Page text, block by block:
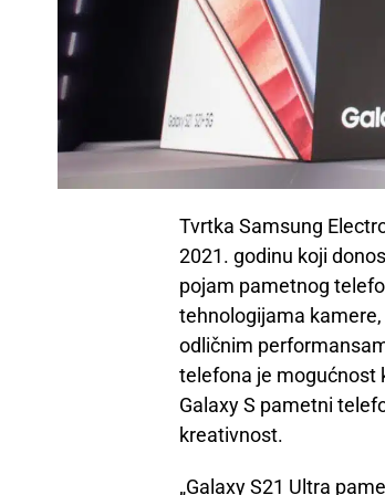
Tvrtka Samsung
2021. godinu koji
pojam pametnog
tehnologijama
odličnim
telefona je mogućnost
Galaxy S pametni
kreativnost.
„Galaxy S21 Ultra